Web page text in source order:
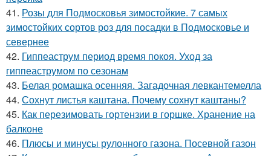
41. Розы для Подмосковья зимостойкие. 7 самых
зимостойких сортов роз для посадки в Подмосковье и
севернее
42. Гиппеаструм период время покоя. Уход за
гиппеаструмом по сезонам
43. Белая ромашка осенняя. Загадочная левкантемелла
44. Сохнут листья каштана. Почему сохнут каштаны?
45. Как перезимовать гортензии в горшке. Хранение на
балконе
46. Плюсы и минусы рулонного газона. Посевной газон